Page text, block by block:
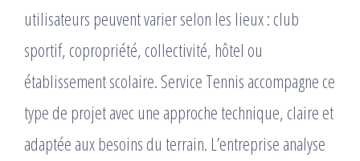
utilisateurs peuvent varier selon les lieux : club
sportif, copropriété, collectivité, hôtel ou
établissement scolaire. Service Tennis accompagne ce
type de projet avec une approche technique, claire et
adaptée aux besoins du terrain. L’entreprise analyse